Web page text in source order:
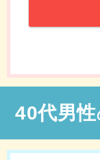
40代男性